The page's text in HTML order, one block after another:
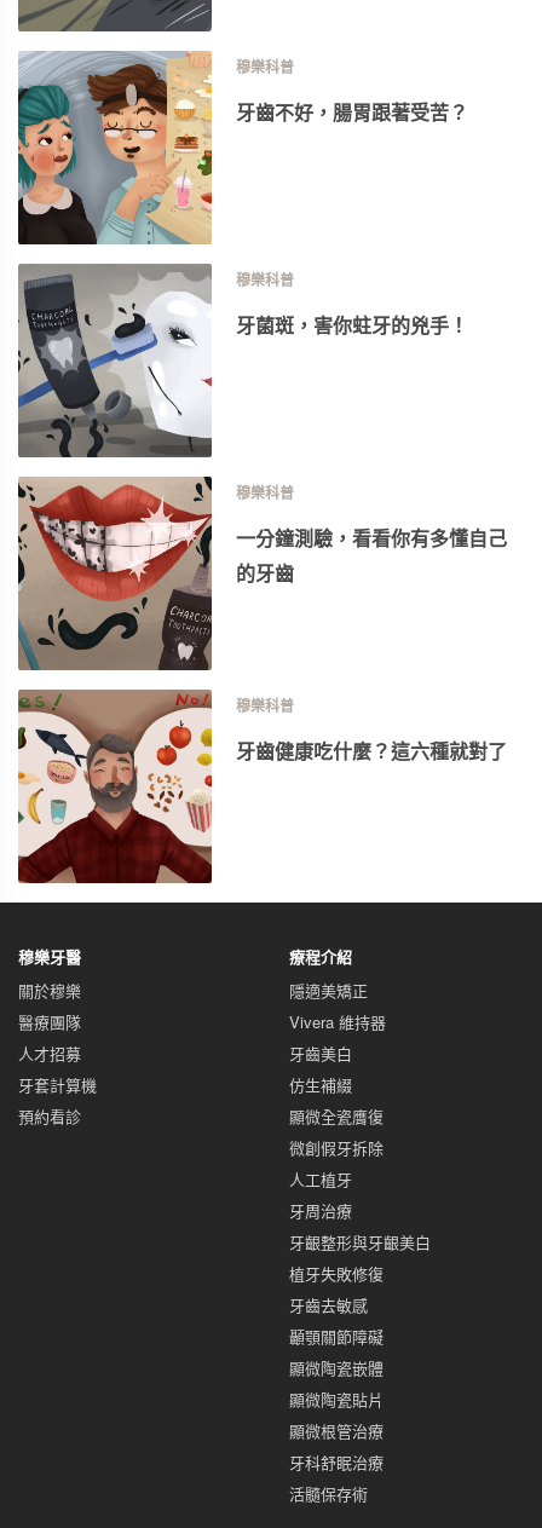
穆樂科普
牙齒不好，腸胃跟著受苦？
穆樂科普
牙菌斑，害你蛀牙的兇手！
穆樂科普
一分鐘測驗，看看你有多懂自己
的牙齒
穆樂科普
牙齒健康吃什麼？這六種就對了
穆樂牙醫
關於穆樂
醫療團隊
人才招募
牙套計算機
預約看診
療程介紹
隱適美矯正
Vivera 維持器
牙齒美白
仿生補綴
顯微全瓷膺復
微創假牙拆除
人工植牙
牙周治療
牙齦整形與牙齦美白
植牙失敗修復
牙齒去敏感
顳顎關節障礙
顯微陶瓷嵌體
顯微陶瓷貼片
顯微根管治療
牙科舒眠治療
活髓保存術